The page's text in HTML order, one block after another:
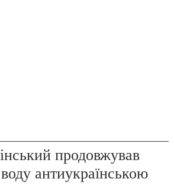
продовжував
антиукраїнською